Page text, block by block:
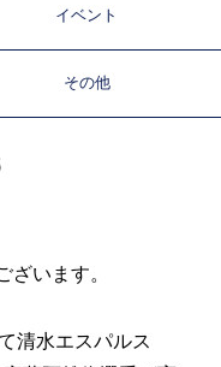
イベント
その他
います。
清水エスパルス